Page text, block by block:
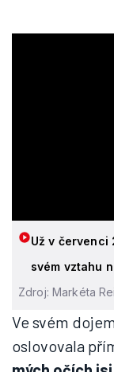
Už v červenci
svém vztahu
Zdroj: Markéta
Ve svém
oslovovala